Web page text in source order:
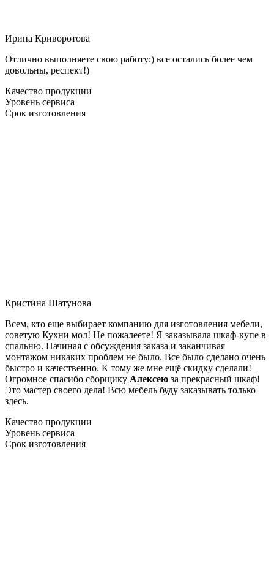
Ирина Криворотова
Отлично выполняете свою работу:) все остались более чем
довольны, респект!)
Качество продукции
Уровень сервиса
Срок изготовления
Кристина Шатунова
Всем, кто еще выбирает компанию для изготовления мебели,
советую Кухни мол! Не пожалеете! Я заказывала шкаф-купе в
спальню. Начиная с обсуждения заказа и заканчивая
монтажом никаких проблем не было. Все было сделано очень
быстро и качественно. К тому же мне ещё скидку сделали!
Огромное спасибо сборщику Алексею за прекрасный шкаф!
Это мастер своего дела! Всю мебель буду заказывать только
здесь.
Качество продукции
Уровень сервиса
Срок изготовления